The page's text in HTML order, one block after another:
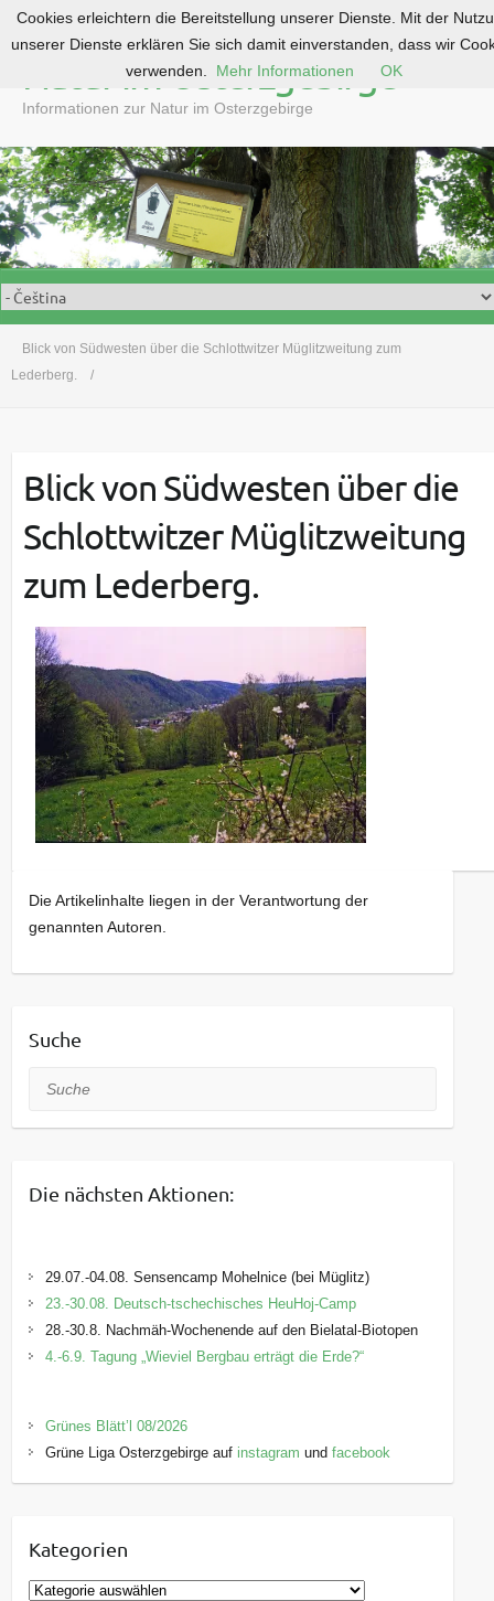
o
c
o
n
t
e
n
Natur im Osterzgebirge
Informationen zur Natur im Osterzgebirge
Blick von Südwesten über die Schlottwitzer Müglitzweitung zum
Lederberg.
Blick von Südwesten über die
Schlottwitzer Müglitzweitung
zum Lederberg.
Die Artikelinhalte liegen in der Verantwortung der
genannten Autoren.
Suche
Suche
Die nächsten Aktionen:
29.07.-04.08. Sensencamp Mohelnice (bei Müglitz)
23.-30.08. Deutsch-tschechisches HeuHoj-Camp
28.-30.8. Nachmäh-Wochenende auf den Bielatal-Biotopen
4.-6.9. Tagung „Wieviel Bergbau erträgt die Erde?“
Grünes Blätt’l 08/2026
Grüne Liga Osterzgebirge auf instagram undfacebook
Kategorien
K
Cookies erleichtern die Bereitstellung unserer Dienste. Mit der
unserer Dienste erklären Sie sich damit einverstanden, dass wir
verwenden.
Mehr Informationen OK